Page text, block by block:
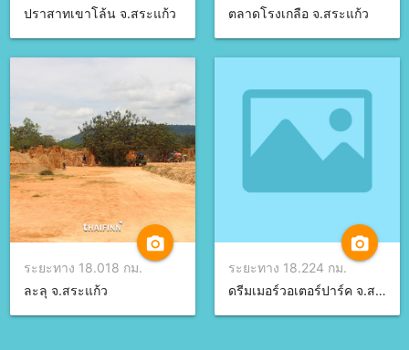
ปราสาทเขาโล้น จ.สระแก้ว
ตลาดโรงเกลือ จ.สระแก้ว
camera_alt
ระยะทาง 18.018 กม.
ละลุ จ.สระแก้ว
camera_alt
ระยะทาง 18.224 กม.
ดรีมเมอร์วอเตอร์ปาร์ค จ.สระแก้ว